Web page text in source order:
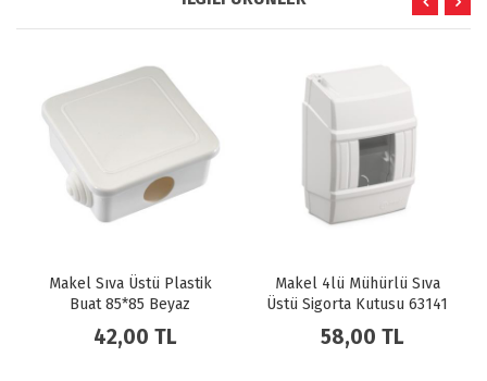
Plastik
Makel 4lü Mühürlü Sıva
Üstü Sigorta Kutusu 63141
58,00 TL
Makel ikili Mühürlü
Üstü Sigorta Kutusu
40,00 TL